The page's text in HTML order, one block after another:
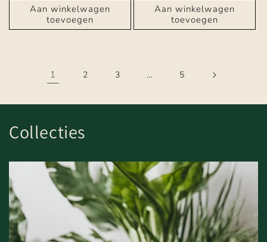
Aan winkelwagen
toevoegen
Aan winkelwagen
toevoegen
1 2 3 … 5
Collecties